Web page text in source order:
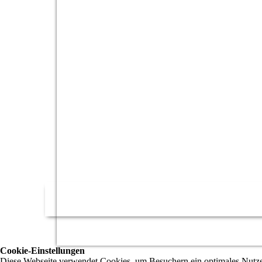
Cookie-Einstellungen